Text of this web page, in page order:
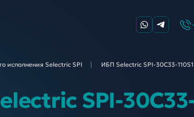
исполнения Selectric SPI ИБП Selectric SPI-30C33-110S1
SPI-30C33-